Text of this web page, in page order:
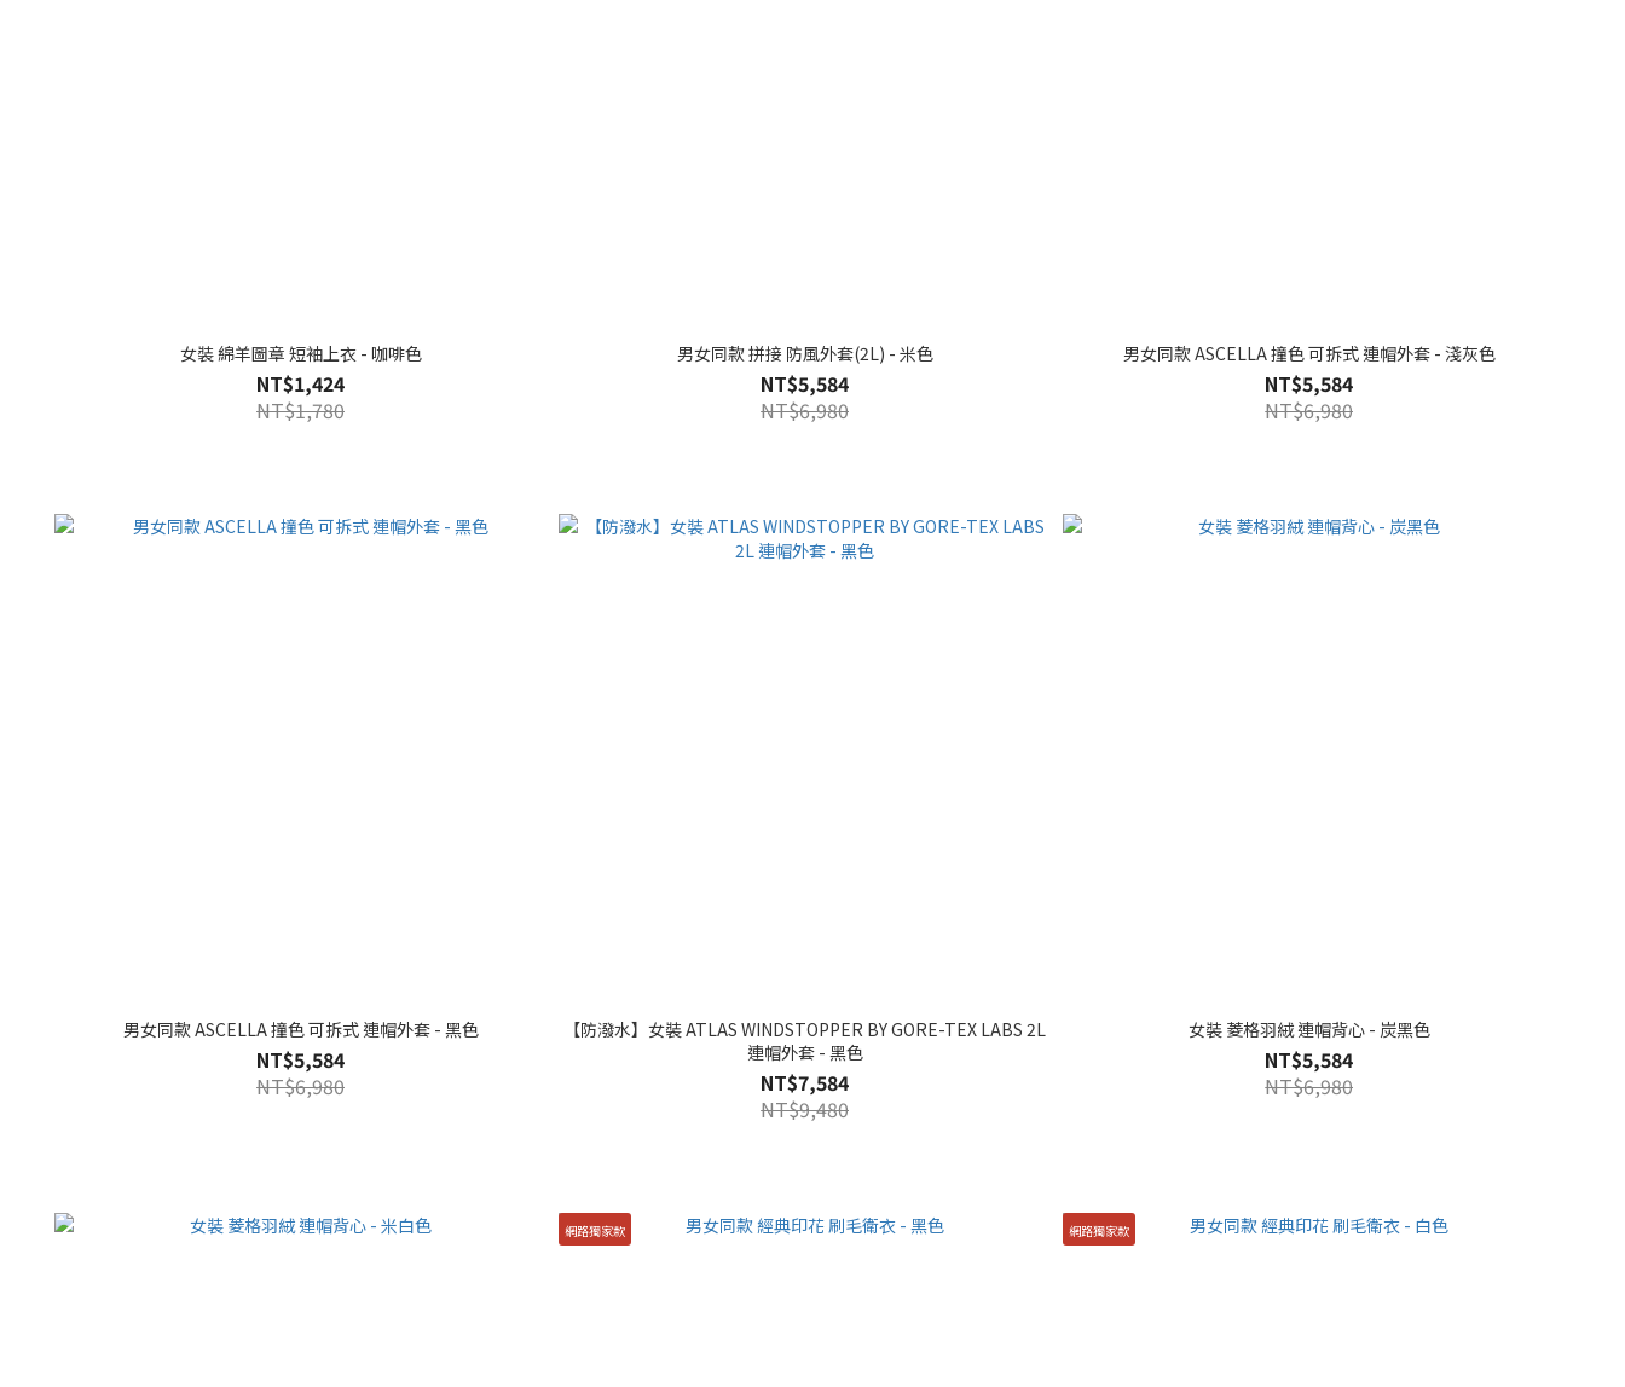
女裝 綿羊圖章 短袖上衣 - 咖啡色
NT$1,424
NT$1,780
男女同款 拼接 防風外套(2L) - 米色
NT$5,584
NT$6,980
男女同款 ASCELLA 撞色 可拆式 連帽外套 - 淺灰色
NT$5,584
NT$6,980
男女同款 ASCELLA 撞色 可拆式 連帽外套 - 黑色
NT$5,584
NT$6,980
【防潑水】女裝 ATLAS WINDSTOPPER BY GORE-TEX LABS 2L
連帽外套 - 黑色
NT$7,584
NT$9,480
女裝 菱格羽絨 連帽背心 - 炭黑色
NT$5,584
NT$6,980
網路獨家款 網路獨家款